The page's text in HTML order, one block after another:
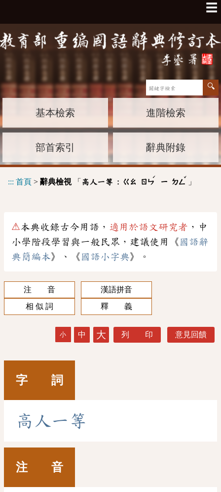
☰
基本檢索 進階檢索
部首索引 辭典附錄
::: 首頁 > 辭典檢視「 高人一等 : ㄍㄠ ㄖㄣ
ˊ
ㄧ ㄉㄥ
ˇ
」
⚠本典收錄古今用語， 適用於語文研究者 ，中
小學階段學習與一般民眾，建議使用《 國語辭
典簡編本》、《 國語小字典》。
注 音
漢語拼音
相 似 詞
釋 義
小 中 大 列 印 意見回饋
字 詞
高 人 一 等
注 音